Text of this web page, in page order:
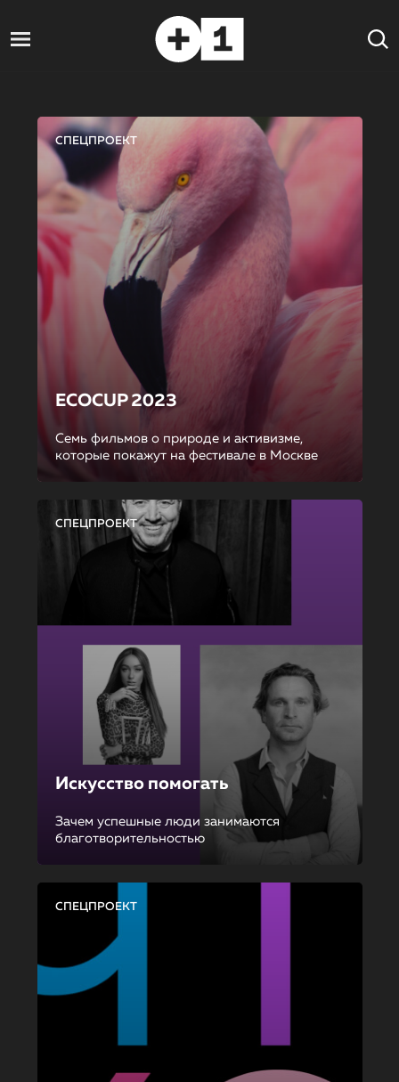
СПЕЦПРОЕКТ
ECOCUP 2023
Семь фильмов о природе и активизме,
которые покажут на фестивале в Москве
СПЕЦПРОЕКТ
Искусство помогать
Зачем успешные люди занимаются
благотворительностью
СПЕЦПРОЕКТ